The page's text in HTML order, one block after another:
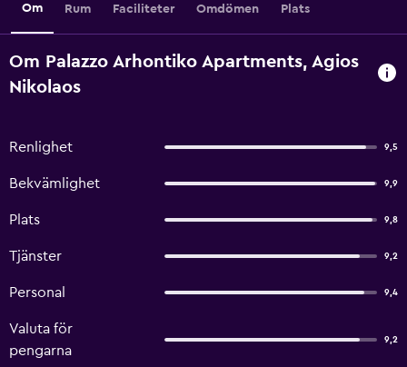
Om Rum Faciliteter Omdömen Plats
Om Palazzo Arhontiko Apartments, Agios
Nikolaos
Renlighet 9,5
Bekvämlighet 9,9
Plats 9,8
Tjänster 9,2
Personal 9,4
Valuta för
pengarna
9,2